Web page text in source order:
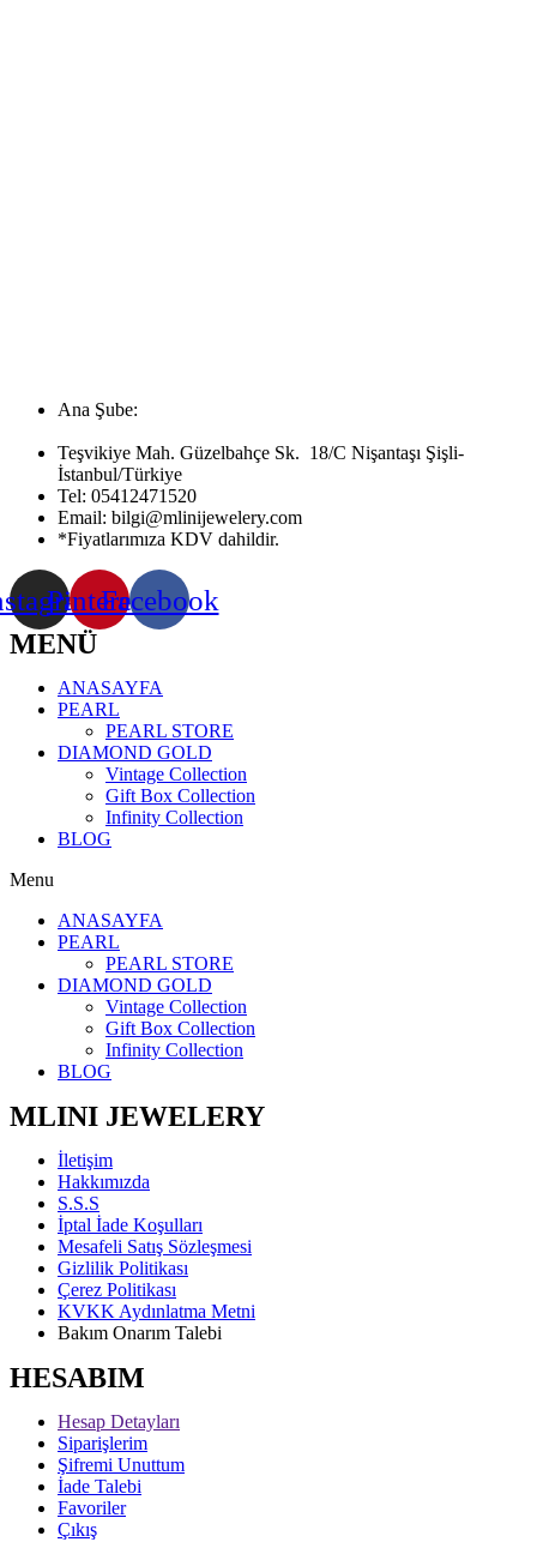
Ana Şube:
Teşvikiye Mah. Güzelbahçe Sk. 18/C Nişantaşı Şişli-
İstanbul/Türkiye
Tel: 05412471520
Email: bilgi@mlinijewelery.com
*Fiyatlarımıza KDV dahildir.
PinterestFacebook
MENÜ
ANASAYFA
PEARL
PEARL STORE
DIAMOND GOLD
Vintage Collection
Gift Box Collection
Infinity Collection
BLOG
Menu
ANASAYFA
PEARL
PEARL STORE
DIAMOND GOLD
Vintage Collection
Gift Box Collection
Infinity Collection
BLOG
MLINI JEWELERY
İletişim
Hakkımızda
S.S.S
İptal İade Koşulları
Mesafeli Satış Sözleşmesi
Gizlilik Politikası
Çerez Politikası
KVKK Aydınlatma Metni
Bakım Onarım Talebi
HESABIM
Hesap Detayları
Siparişlerim
Şifremi Unuttum
İade Talebi
Favoriler
Çıkış